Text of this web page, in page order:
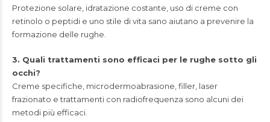
Protezione solare, idratazione costante, uso di creme con
retinolo o peptidi e uno stile di vita sano aiutano a prevenire la
formazione delle rughe.
3. Quali trattamenti sono efficaci per le rughe sotto gli
occhi?
Creme specifiche, microdermoabrasione, filler, laser
frazionato e trattamenti con radiofrequenza sono alcuni dei
metodi più efficaci.